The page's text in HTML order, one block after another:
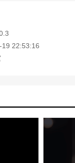
大家记住本站网址
22:53:16